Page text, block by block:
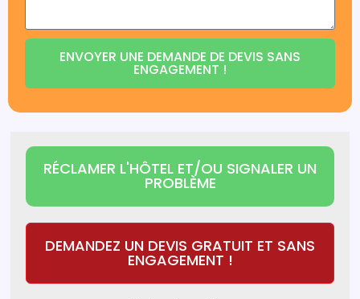
ENVOYER UNE DEMANDE DE DEVIS SANS
ENGAGEMENT !
RÉCLAMER L'HÔTEL ET/OU SIGNALER UN
PROBLÈME
DEMANDEZ UN DEVIS GRATUIT ET SANS
ENGAGEMENT !